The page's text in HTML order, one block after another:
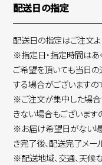
配送日の指定
配送日の指定はご注文
※指定日・指定時間はあ
ご希望を頂いても当日
する場合がございますの
※ご注文が集中した場合
きない場合もございます
※お届け希望日がない場
き完了後、配送完了メー
※配送地域、交通、天候